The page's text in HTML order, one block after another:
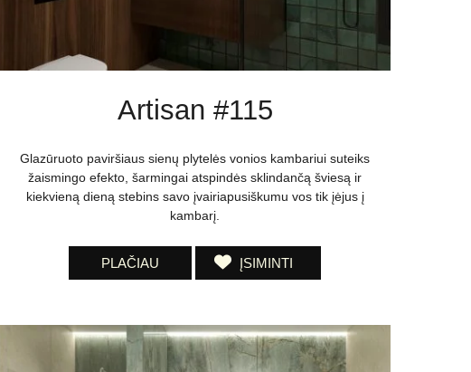
Artisan #115
Glazūruoto paviršiaus sienų plytelės vonios kambariui suteiks
žaismingo efekto, šarmingai atspindės sklindančą šviesą ir
kiekvieną dieną stebins savo įvairiapusiškumu vos tik įėjus į
kambarį.
PLAČIAU ĮSIMINTI